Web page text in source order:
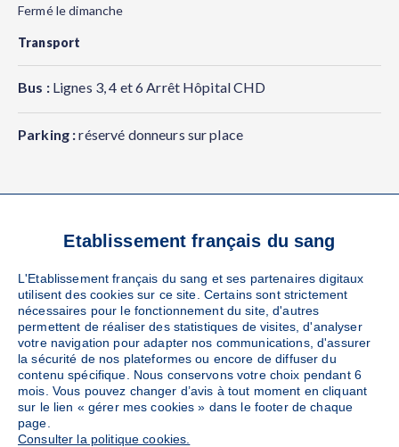
Fermé le dimanche
Transport
Bus : Lignes 3, 4 et 6 Arrêt Hôpital CHD
Parking :réservé donneurs sur place
VOS RÉFÉRENTS
LOCAUX
EFS REGIONAL CONTACT
Référent EFS
Etablissement français du sang
L'Etablissement français du sang et ses partenaires digitaux
utilisent des cookies sur ce site. Certains sont strictement
nécessaires pour le fonctionnement du site, d'autres
permettent de réaliser des statistiques de visites, d'analyser
votre navigation pour adapter nos communications, d'assurer
la sécurité de nos plateformes ou encore de diffuser du
contenu spécifique. Nous conservons votre choix pendant 6
mois. Vous pouvez changer d’avis à tout moment en cliquant
sur le lien « gérer mes cookies » dans le footer de chaque
page.
Consulter la politique cookies.